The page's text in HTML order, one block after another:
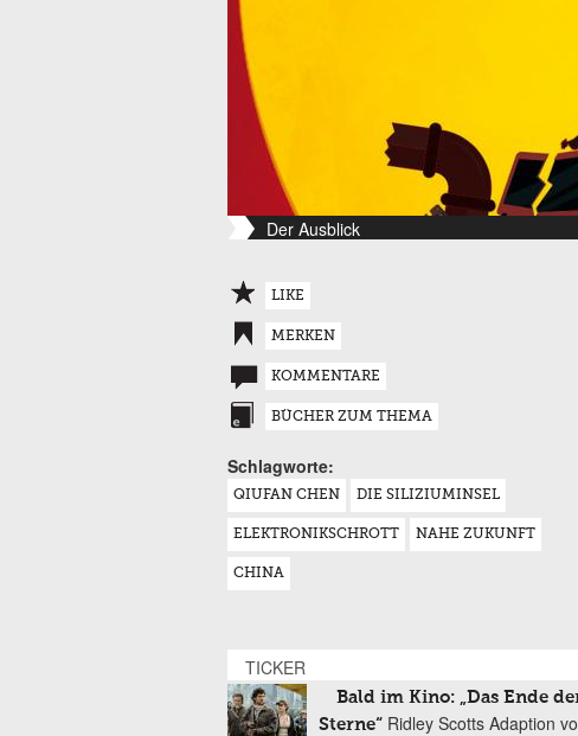
Der Ausblick
LIKE
MERKEN
KOMMENTARE
BÜCHER ZUM THEMA
Schlagworte:
QIUFAN CHEN DIE SILIZIUMINSEL
ELEKTRONIKSCHROTT NAHE ZUKUNFT
CHINA
TICKER
Bald im Kino: „Das Ende
Sterne“ Ridley Scotts Adaption